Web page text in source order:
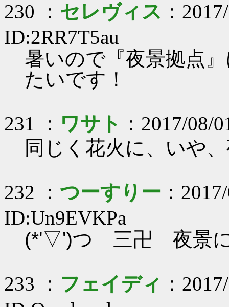
230 ： セレヴィス ：
ID:2RR7T5au
暑いので『夜景拠点
たいです！
231 ： ワサト ：2017/08/
同じく花火に、いや
232 ： つーすりー ：
ID:Un9EVKPa
(*'▽')つ 三卍 夜景に
233 ： フェイディ ：